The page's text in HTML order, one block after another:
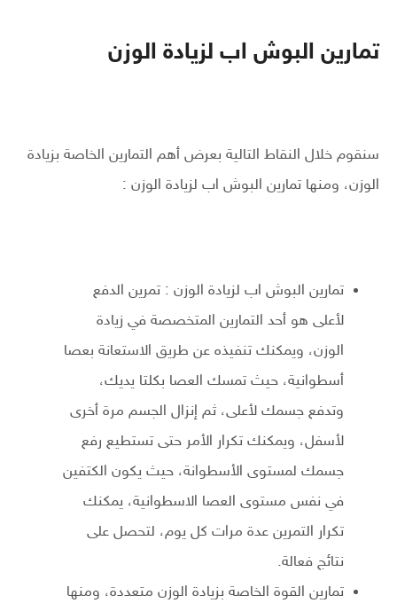
تمارين البوش اب لزيادة الوزن
سنقوم خلال النقاط التالية بعرض أهم التمارين الخاصة بزيادة
الوزن، ومنها تمارين البوش اب لزيادة الوزن :
تمارين البوش اب لزيادة الوزن : تمرين الدفع
لأعلى هو أحد التمارين المتخصصة في زيادة
الوزن، ويمكنك تنفيذه عن طريق الاستعانة بعصا
أسطوانية، حيث تمسك العصا بكلتا يديك،
وتدفع جسمك لأعلى، ثم إنزال الجسم مرة أخرى
لأسفل، ويمكنك تكرار الأمر حتى تستطيع رفع
جسمك لمستوى الأسطوانة، حيث يكون الكتفين
في نفس مستوى العصا الاسطوانية، يمكنك
تكرار التمرين عدة مرات كل يوم، لتحصل على
نتائج فعالة.
تمارين القوة الخاصة بزيادة الوزن متعددة، ومنها